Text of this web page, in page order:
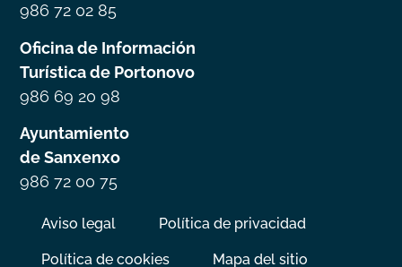
986 72 02 85
Oficina de Información
Turística de Portonovo
986 69 20 98
Ayuntamiento
de Sanxenxo
986 72 00 75
Aviso legal Política de privacidad
Política de cookies Mapa del sitio